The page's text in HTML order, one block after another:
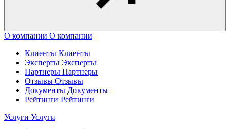
О компании О компании
Клиенты Клиенты
Эксперты Эксперты
Партнеры Партнеры
Отзывы Отзывы
Документы Документы
Рейтинги Рейтинги
Услуги Услуги